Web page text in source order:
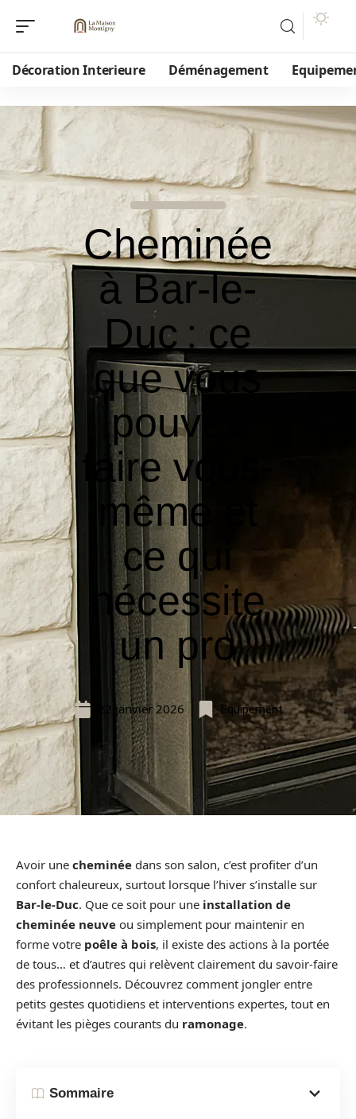
Décoration Interieure Déménagement
Cheminée
à Bar-le-
Duc : ce
que vous
pouvez
faire vous-
même et
ce qui
nécessite
un pro
22 janvier 2026 Equipement
Avoir une cheminée dans son salon, c’est profiter d’un
confort chaleureux, surtout lorsque l’hiver s’installe sur
Bar-le-Duc. Que ce soit pour une installation de
cheminée neuve ou simplement pour maintenir en
forme votre poêle à bois, il existe des actions à la portée
de tous… et d’autres qui relèvent clairement du savoir-faire
des professionnels. Découvrez comment jongler entre
petits gestes quotidiens et interventions expertes, tout en
évitant les pièges courants du ramonage.
Sommaire